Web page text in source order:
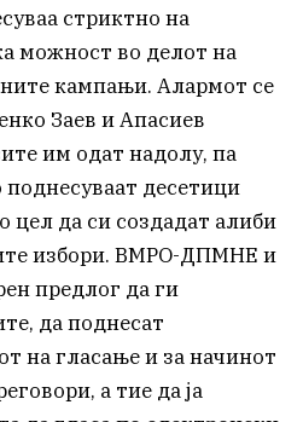
стриктно на
можност во делот на
кампањи. Алармот се
Заев и Апасиев
им одат надолу, па
десетици
цел да си создадат алиби
избори. ВМРО-ДПМНЕ и
предлог да ги
да поднесат
на гласање и за начинот
а тие да ја